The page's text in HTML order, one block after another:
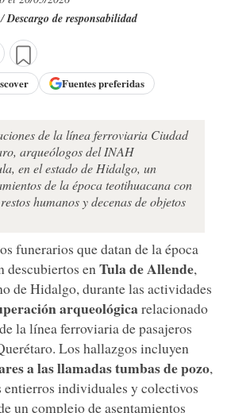
/Descargo de responsabilidad
Fuentes preferidas
de la línea ferroviaria Ciudad
arqueólogos del INAH
en el estado de Hidalgo, un
de la época teotihuacana con
humanos y decenas de objetos
funerarios que datan de la época
descubiertos en Tula de Allende,
de Hidalgo, durante las actividades
arqueológicarelacionado
la línea ferroviaria de pasajeros
Los hallazgos incluyen
a las llamadas tumbas de pozo,
entierros individuales y colectivos
un complejo de asentamientos